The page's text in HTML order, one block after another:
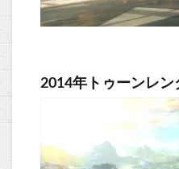
2014年トゥーンレン